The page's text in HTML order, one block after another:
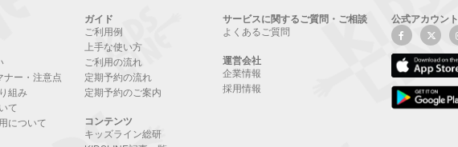
ナー・注意点
組み
て
について
ガイド
ご利用例
上手な使い方
ご利用の流れ
定期予約の流れ
定期予約のご案内
コンテンツ
キッズライン総研
サービスに関するご質問・ご相談
よくあるご質問
運営会社
企業情報
採用情報
公式アカウント